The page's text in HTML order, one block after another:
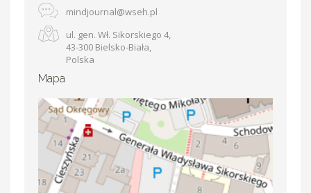
mindjournal@wseh.pl
ul. gen. Wł. Sikorskiego 4,
43-300 Bielsko-Biała,
Polska
Mapa